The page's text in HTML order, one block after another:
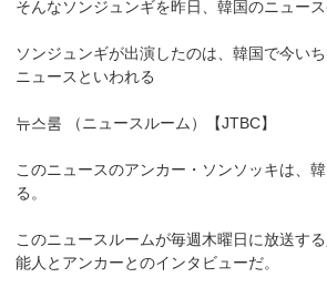
そんなソンジュンギを昨日、韓国のニュース
ソンジュンギが出演したのは、韓国で今い
ニュースといわれる
뉴스룸 （ニュースルーム）【JTBC】
このニュースのアンカー・ソンソッキは、
る。
このニュースルームが毎週木曜日に放送す
能人とアンカーとのインタビューだ。